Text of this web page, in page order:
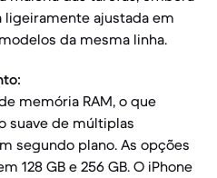
ligeiramente ajustada em
da mesma linha.
memória RAM, o que
suave de múltiplas
segundo plano. As opções
128 GB e 256 GB. O iPhone